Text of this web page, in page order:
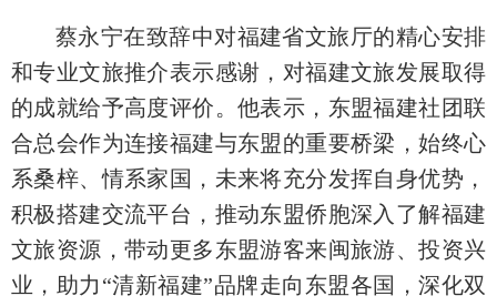
蔡永宁在致辞中对福建省文旅厅的精心安排
和专业文旅推介表示感谢，对福建文旅发展取得
的成就给予高度评价。他表示，东盟福建社团联
合总会作为连接福建与东盟的重要桥梁，始终心
系桑梓、情系家国，未来将充分发挥自身优势，
积极搭建交流平台，推动东盟侨胞深入了解福建
文旅资源，带动更多东盟游客来闽旅游、投资兴
业，助力“清新福建”品牌走向东盟各国，深化双